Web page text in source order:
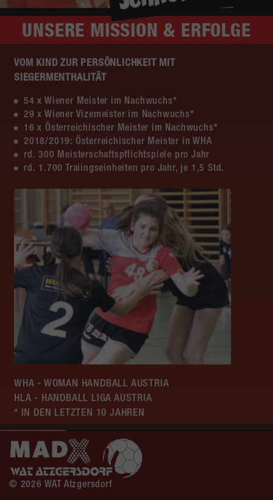
UNSERE MISSION & ERFOLGE
VOM KIND ZUR PERSÖNLICHKEIT MIT
SIEGERMENTHALITÄT
54 x Wiener Meister im Nachwuchs*
29 x Wiener Vizemeister im Nachwuchs*
16 x Österreichischer Meister im Nachwuchs*
2018/2019: Österreichischer Meister in WHA
rd. 300 Meisterschaftspflichtspiele pro Jahr
rd. 1.700 Traiingseinheiten pro Jahr, je 1,5 Std.
WHA - WOMAN HANDBALL AUSTRIA
HLA - HANDBALL LIGA AUSTRIA
* IN DEN LETZTEN 10 JAHREN
© 2026 WAT Atzgersdorf